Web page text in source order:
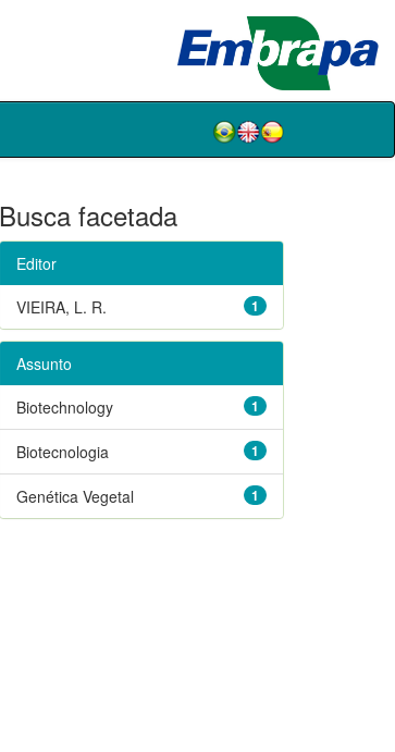
Busca facetada
Editor
1
VIEIRA, L. R.
Assunto
1
Biotechnology
1
Biotecnologia
1
Genética Vegetal